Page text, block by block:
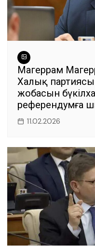
Магеррам
Халық партиясы
жобасын
референдумға
11.02.2026